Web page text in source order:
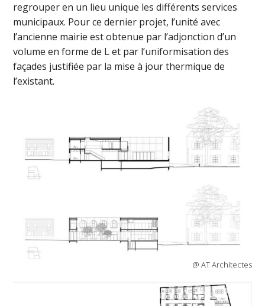
regrouper en un lieu unique les différents services
municipaux. Pour ce dernier projet, l’unité avec
l’ancienne mairie est obtenue par l’adjonction d’un
volume en forme de L et par l’uniformisation des
façades justifiée par la mise à jour thermique de
l’existant.
@ AT Architectes